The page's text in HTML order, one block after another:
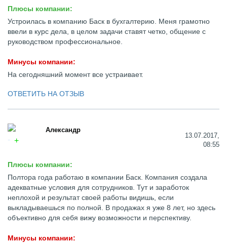
Плюсы компании:
Устроилась в компанию Баск в бухгалтерию. Меня грамотно
ввели в курс дела, в целом задачи ставят четко, общение с
руководством профессиональное.
Минусы компании:
На сегодняшний момент все устраивает.
ОТВЕТИТЬ НА ОТЗЫВ
Александр
13.07.2017,
08:55
Плюсы компании:
Полтора года работаю в компании Баск. Компания создала
адекватные условия для сотрудников. Тут и заработок
неплохой и результат своей работы видишь, если
выкладываешься по полной. В продажах я уже 8 лет, но здесь
объективно для себя вижу возможности и перспективу.
Минусы компании: